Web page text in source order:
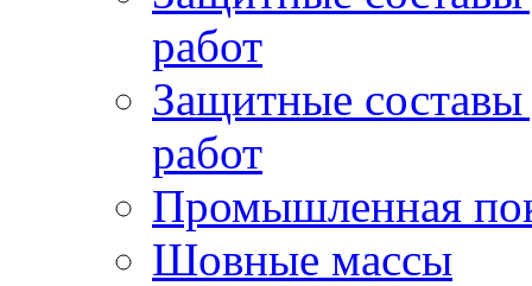
работ
Защитные
работ
Промышленная
Шовные массы